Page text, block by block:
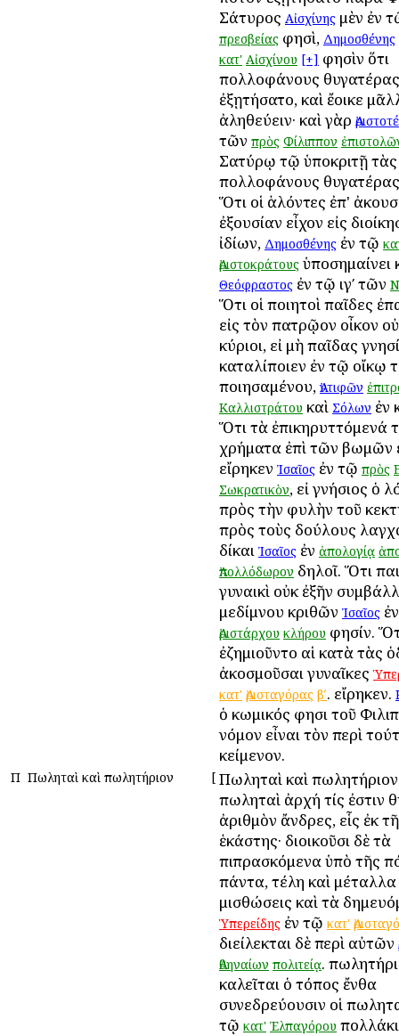
Σάτυρος Αἰσχίνης μὲν ἐν
πρεσβείας φησὶ, Δημοσθένης
κατ' Αἰσχίνου [+] φησὶν ὅτι
Ἀπολλοφάνους θυγατέρας
ἐξῃτήσατο, καὶ ἔοικε
ἀληθεύειν· καὶ γὰρ
τῶν πρὸς Φίλιππον
Σατύρῳ τῷ ὑποκριτῇ τὰς
Ἀπολλοφάνους
Ὅτι οἱ ἁλόντες ἐπ'
ἐξουσίαν εἶχον εἰς
ἰδίων, Δημοσθένης ἐν τῷ
Ἀριστοκράτους ὑποσημαίνει
Θεόφραστος ἐν τῷ ιγʹ τῶν
Ὅτι οἱ ποιητοὶ παῖδες
εἰς τὸν πατρῷον οἶκον
κύριοι, εἰ μὴ παῖδας
καταλίποιεν ἐν τῷ οἴκῳ
ποιησαμένου,Ἀντιφῶν
Καλλιστράτου καὶ Σόλων ἐν
Ὅτι τὰ ἐπικηρυττόμενά
χρήματα ἐπὶ τῶν βωμῶν
εἴρηκεν Ἰσαῖος ἐν τῷ πρὸς
Σωκρατικὸν, εἰ γνήσιος ὁ
πρὸς τὴν φυλὴν τοῦ
πρὸς τοὺς δούλους
δίκαι Ἰσαῖος ἐν ἀπολογίᾳ
Ἀπολλόδωρον δηλοῖ. Ὅτι
γυναικὶ οὐκ ἐξῆν
μεδίμνου κριθῶν Ἰσαῖος
Ἀριστάρχου κλήρου φησίν.
ἐζημιοῦντο αἱ κατὰ τὰς
ἀκοσμοῦσαι γυναῖκες
κατ' Ἀρισταγόρας βʹ. εἴρηκεν.
ὁ κωμικός φησι τοῦ
νόμον εἶναι τὸν περὶ
κείμενον.
Π Πωληταὶ καὶ πωλητήριον [ Πωληταὶ καὶ
πωληταὶ ἀρχή τίς ἐστιν
ἀριθμὸν ἄνδρες, εἷς ἐκ
ἑκάστης· διοικοῦσι δὲ τὰ
πιπρασκόμενα ὑπὸ τῆς
πάντα, τέλη καὶ μέταλλα
μισθώσεις καὶ τὰ
Ὑπερείδης ἐν τῷ κατ'
διείλεκται δὲ περὶ αὐτῶν
Ἀθηναίων πολιτείᾳ.
καλεῖται ὁ τόπος ἔνθα
συνεδρεύουσιν οἱ
τῷ κατ' Ἐλπαγόρου